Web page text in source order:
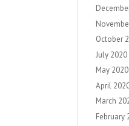
October
July 2020
May 2020
April
March
February